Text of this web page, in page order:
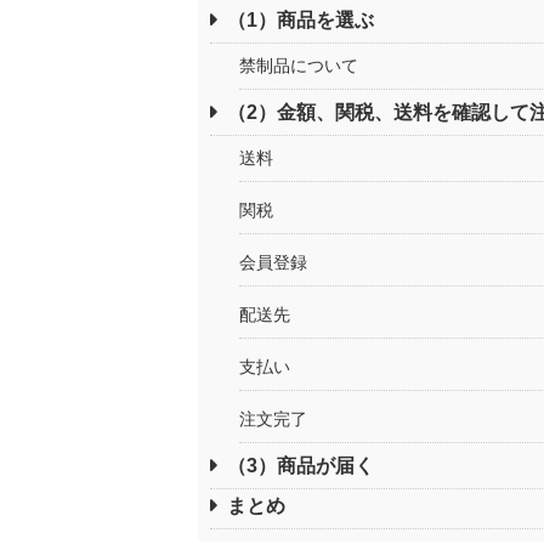
（1）商品を選ぶ
禁制品について
（2）金額、関税、送料を確認して
送料
関税
会員登録
配送先
支払い
注文完了
（3）商品が届く
まとめ